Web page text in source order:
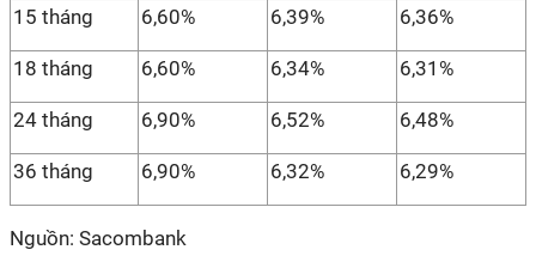
15 tháng 6,60% 6,39% 6,36%
18 tháng 6,60% 6,34% 6,31%
24 tháng 6,90% 6,52% 6,48%
36 tháng 6,90% 6,32% 6,29%
Nguồn: Sacombank